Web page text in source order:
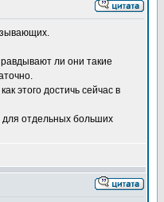
ли они такие
этого достичь сейчас в
для отдельных больших